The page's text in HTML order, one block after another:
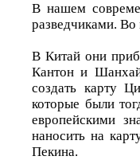
В нашем
разведчиками.
В Китай они
Кантон и
создать карту
которые были
европейскими
наносить на
Пекина.